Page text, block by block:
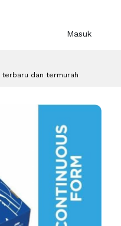
Masuk
terbaru dan termurah